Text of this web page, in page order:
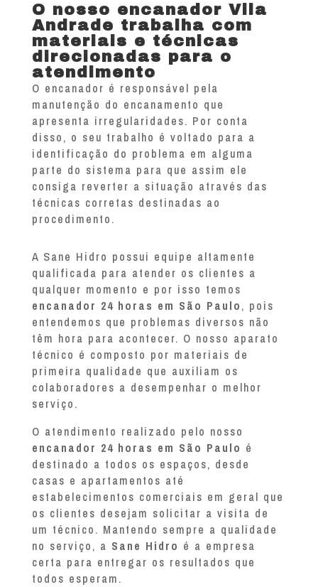
O nosso encanador Vila
Andrade trabalha com
materiais e técnicas
direcionadas para o
atendimento
O encanador é responsável pela
manutenção do encanamento que
apresenta irregularidades. Por conta
disso, o seu trabalho é voltado para a
identificação do problema em alguma
parte do sistema para que assim ele
consiga reverter a situação através das
técnicas corretas destinadas ao
procedimento.
A Sane Hidro possui equipe altamente
qualificada para atender os clientes a
qualquer momento e por isso temos
encanador 24 horas em São Paulo, pois
entendemos que problemas diversos não
têm hora para acontecer. O nosso aparato
técnico é composto por materiais de
primeira qualidade que auxiliam os
colaboradores a desempenhar o melhor
serviço.
O atendimento realizado pelo nosso
encanador 24 horas em São Paulo é
destinado a todos os espaços, desde
casas e apartamentos até
estabelecimentos comerciais em geral que
os clientes desejam solicitar a visita de
um técnico. Mantendo sempre a qualidade
no serviço, a Sane Hidro é a empresa
certa para entregar os resultados que
todos esperam.